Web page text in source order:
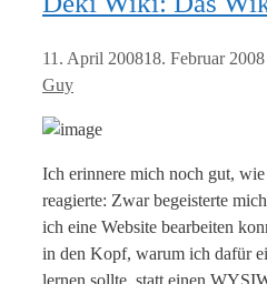
11. April 200818. Februar 2008
Guy
Ich erinnere mich noch gut,
reagierte: Zwar begeisterte
ich eine Website bearbeiten
in den Kopf, warum ich dafür